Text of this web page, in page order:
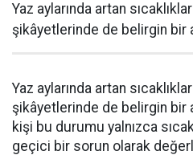
Yaz aylarında artan
şikâyetlerinde de belirgin bir
Yaz aylarında artan
şikâyetlerinde de belirgin bir
kişi bu durumu yalnızca
geçici bir sorun olarak